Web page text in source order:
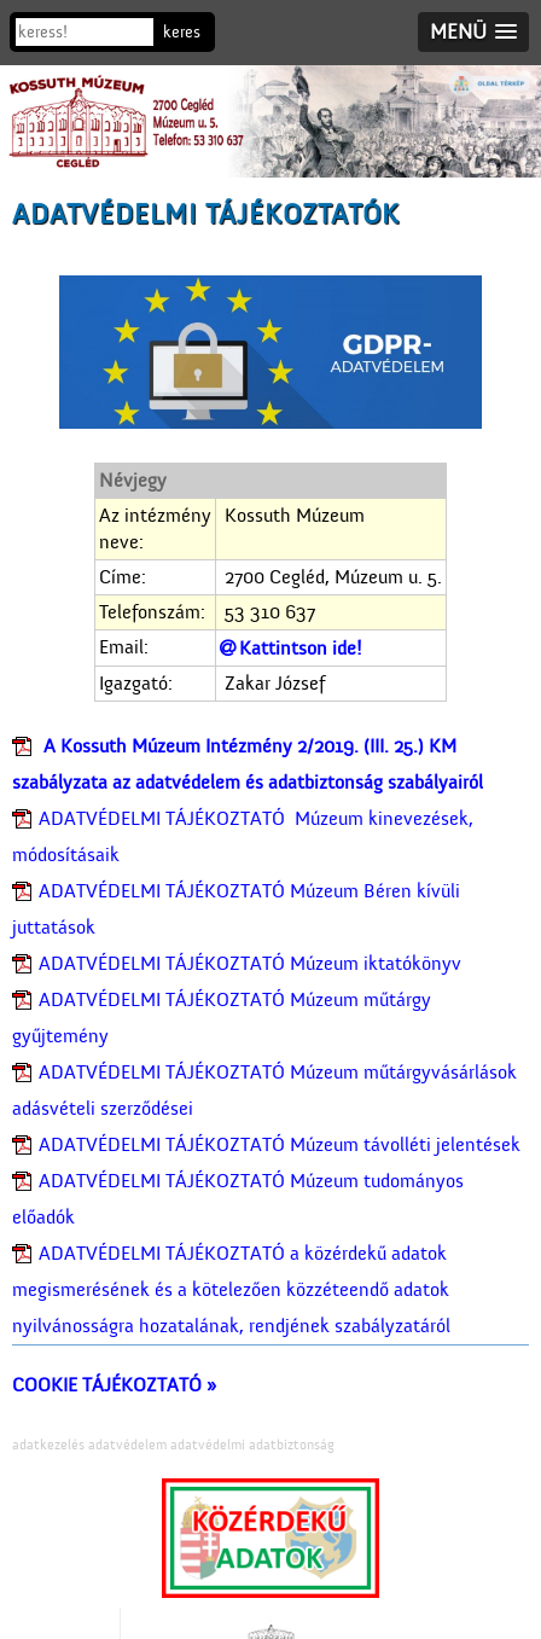
MENÜ
ADATVÉDELMI TÁJÉKOZTATÓK
Névjegy
Az intézmény
neve:
Kossuth Múzeum
Címe:
2700 Cegléd, Múzeum u. 5.
Telefonszám:
53 310 637
Email:
Kattintson ide!
Igazgató:
Zakar József
A Kossuth Múzeum Intézmény 2/2019. (III. 25.) KM
szabályzata az adatvédelem és adatbiztonság szabályairól
ADATVÉDELMI TÁJÉKOZTATÓ Múzeum kinevezések,
módosításaik
ADATVÉDELMI TÁJÉKOZTATÓ Múzeum Béren kívüli
juttatások
ADATVÉDELMI TÁJÉKOZTATÓ Múzeum iktatókönyv
ADATVÉDELMI TÁJÉKOZTATÓ Múzeum műtárgy
gyűjtemény
ADATVÉDELMI TÁJÉKOZTATÓ Múzeum műtárgyvásárlások
adásvételi szerződései
ADATVÉDELMI TÁJÉKOZTATÓ Múzeum távolléti jelentések
ADATVÉDELMI TÁJÉKOZTATÓ Múzeum tudományos
előadók
ADATVÉDELMI TÁJÉKOZTATÓ a közérdekű adatok
megismerésének és a kötelezően közzéteendő adatok
nyilvánosságra hozatalának, rendjének szabályzatáról
COOKIE TÁJÉKOZTATÓ »
adatkezelés adatvédelem adatvédelmi adatbiztonság